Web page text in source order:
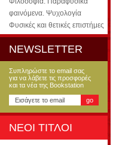
φαινόμενα. Ψυχολογία
Φυσικές και θετικές επιστήμες
NEWSLETTER
Συπληρώστε το email σας
για να λάβετε τις προσφορές
και τα νέα της Bookstation
ΝΕΟΙ ΤΙΤΛΟΙ